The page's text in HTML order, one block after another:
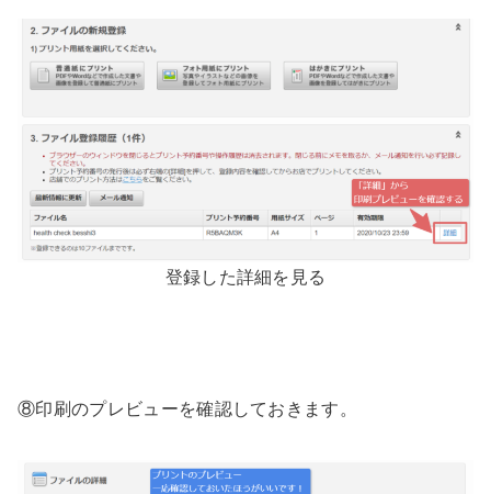
登録した詳細を見る
⑧印刷のプレビューを確認しておきます。